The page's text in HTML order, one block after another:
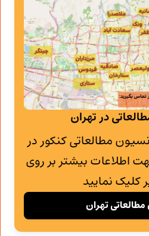
در تهران
پانسیون مطالعاتی کنکور در
اطلاعات بیشتر بر روی
کلیک نمایید
تهران